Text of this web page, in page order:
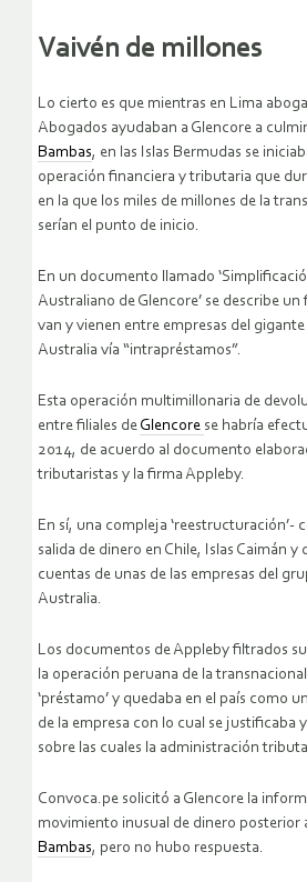
Vaivén de millones
Lo cierto es que mientras en Lima
Abogados ayudaban a Glencore a
Bambas, en las Islas Bermudas se
operación financiera y tributaria que
en la que los miles de millones de la
serían el punto de inicio.
En un documento llamado
Australiano de Glencore’ se describe
van y vienen entre empresas del
Australia vía “intrapréstamos”.
Esta operación multimillonaria de
entre filiales de Glencore se habría
2014, de acuerdo al documento
tributaristas y la firma Appleby.
En sí, una compleja ‘reestructuración’-
salida de dinero en Chile, Islas Caimán y
cuentas de unas de las empresas del
Australia.
Los documentos de Appleby filtrados
la operación peruana de la
‘préstamo’ y quedaba en el país como
de la empresa con lo cual se justificaba
sobre las cuales la administración
Convoca.pe solicitó a Glencore la
movimiento inusual de dinero posterior
Bambas, pero no hubo respuesta.